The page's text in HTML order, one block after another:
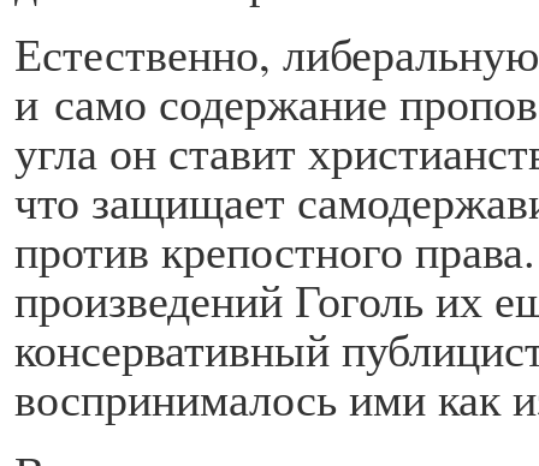
Естественно,
и само содержание
угла он ставит
что защищает
против крепостного
произведений Гоголь их
консервативный
воспринималось ими как